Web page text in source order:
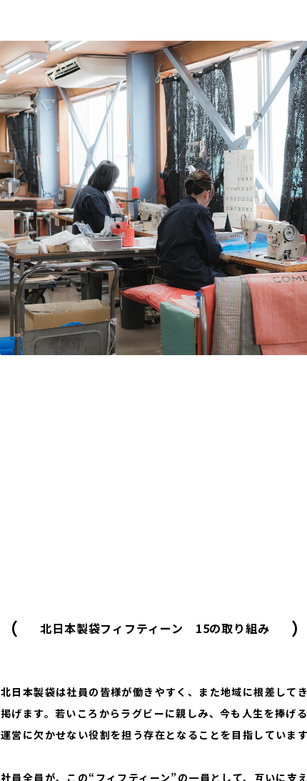
（ 北日本製袋フィフティーン 15の取り組み ）
北日本製袋は社員の皆様が働きやすく、また地域に根差して
掲げます。若いころからラグビーに親しみ、今も人生を捧げ
運営に欠かせない役割を担う存在となることを目指しています
社員全員が、この“フィフティーン”の一員として、互いに